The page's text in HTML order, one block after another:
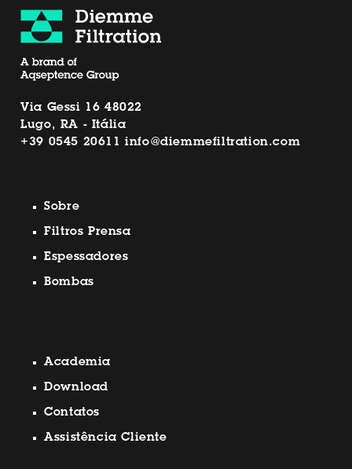
Via Gessi 16 48022
Lugo, RA - Itália
+39 0545 20611 info@diemmefiltration.com
Sobre
Filtros Prensa
Espessadores
Bombas
Academia
Download
Contatos
Assistência Cliente